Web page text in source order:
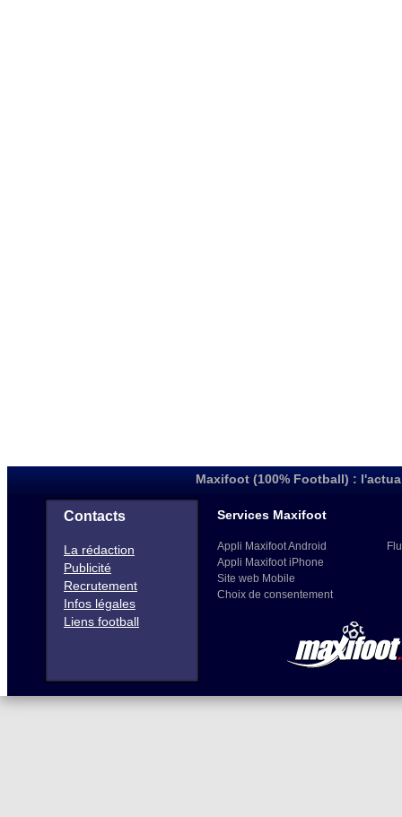
Maxifoot (100% Football) :
Contacts
La rédaction
Publicité
Recrutement
Infos légales
Liens football
Services Maxifoot
Appli Maxifoot Android
Appli Maxifoot iPhone
Site web Mobile
Choix de consentement